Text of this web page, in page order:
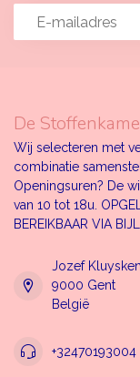
De
Wij selecteren met
combinatie
Openingsuren? De
van 10 tot 18u.
BEREIKBAAR VIA
Jozef
9000 Gent
België
+32470193004